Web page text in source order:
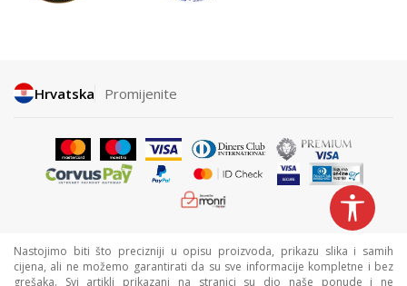
Hrvatska Promijenite
Nastojimo biti što precizniji u opisu proizvoda, prikazu slika i samih
cijena, ali ne možemo garantirati da su sve informacije kompletne i bez
grešaka. Svi artikli prikazani na stranici su dio naše ponude i ne